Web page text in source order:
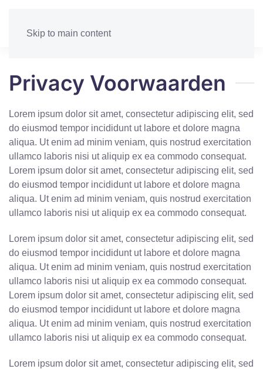
Skip to main content
Privacy Voorwaarden
Lorem ipsum dolor sit amet, consectetur adipiscing elit, sed
do eiusmod tempor incididunt ut labore et dolore magna
aliqua. Ut enim ad minim veniam, quis nostrud exercitation
ullamco laboris nisi ut aliquip ex ea commodo consequat.
Lorem ipsum dolor sit amet, consectetur adipiscing elit, sed
do eiusmod tempor incididunt ut labore et dolore magna
aliqua. Ut enim ad minim veniam, quis nostrud exercitation
ullamco laboris nisi ut aliquip ex ea commodo consequat.
Lorem ipsum dolor sit amet, consectetur adipiscing elit, sed
do eiusmod tempor incididunt ut labore et dolore magna
aliqua. Ut enim ad minim veniam, quis nostrud exercitation
ullamco laboris nisi ut aliquip ex ea commodo consequat.
Lorem ipsum dolor sit amet, consectetur adipiscing elit, sed
do eiusmod tempor incididunt ut labore et dolore magna
aliqua. Ut enim ad minim veniam, quis nostrud exercitation
ullamco laboris nisi ut aliquip ex ea commodo consequat.
Lorem ipsum dolor sit amet, consectetur adipiscing elit, sed